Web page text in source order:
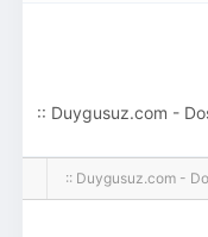
:: Duygusuz.com -
hoş geldin
:: Duygusuz.com -